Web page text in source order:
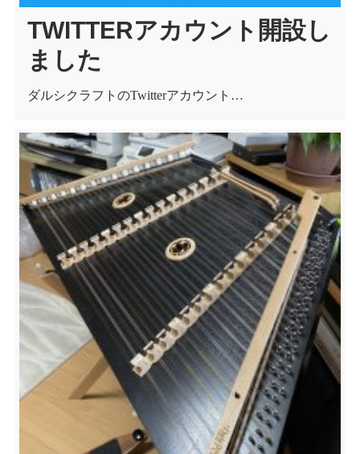
TWITTERアカウント開設し
ました
ダルシクラフトのTwitterアカウント…